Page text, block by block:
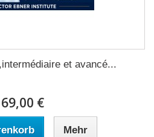
et avancé...
€
Mehr